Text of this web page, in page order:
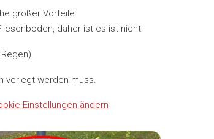
großer Vorteile:
daher ist es ist nicht
verlegt werden muss.
Einstellungen ändern